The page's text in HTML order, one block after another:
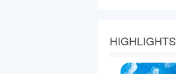
HIGHLIGHTS